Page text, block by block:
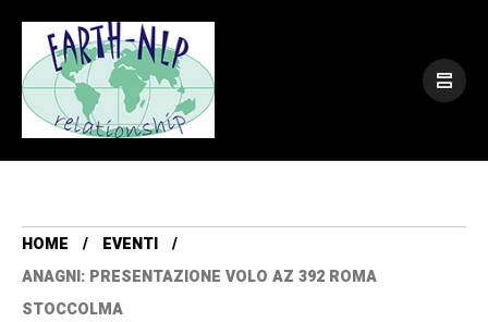
HOME
EVENTI
ANAGNI: PRESENTAZIONE VOLO AZ 392 ROMA
STOCCOLMA